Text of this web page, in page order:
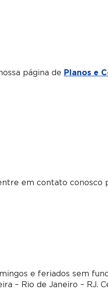
página de Planos e
em contato conosco
e feriados sem
– Rio de Janeiro – RJ.